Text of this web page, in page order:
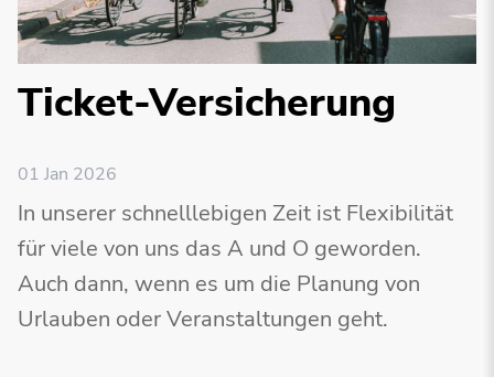
Ticket-Versicherung
01 Jan 2026
In unserer schnelllebigen Zeit ist Flexibilität
für viele von uns das A und O geworden.
Auch dann, wenn es um die Planung von
Urlauben oder Veranstaltungen geht.